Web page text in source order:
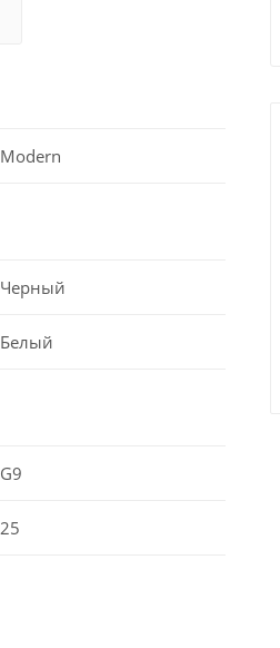
Modern
Черный
Белый
G9
25